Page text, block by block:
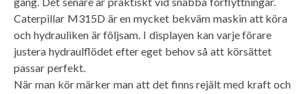
Caterpillar M315D är en mycket bekväm maskin att köra
och hydrauliken är följsam. I displayen kan varje förare
justera hydraulflödet efter eget behov så att körsättet
passar perfekt.
När man kör märker man att det finns rejält med kraft och